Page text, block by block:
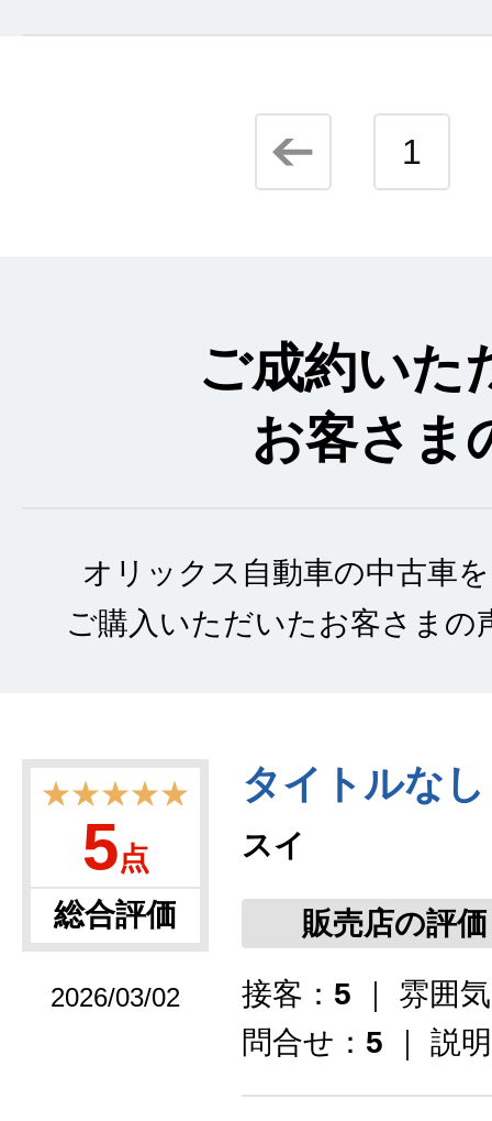
1
ご成約いた
お客さま
オリックス自動車の中古車
ご購入いただいたお客さまの
★★★★★
5点
総合評価
2026/03/02
タイトルなし
スイ
販売店の評価
接客： 5 ｜ 雰囲
問合せ： 5 ｜ 説